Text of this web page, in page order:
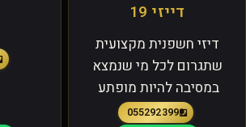
דייזי 19
דיזי חשפנית מקצועית
שתגרום לכל מי שנמצא
במסיבה להיות מופתע
0552923991